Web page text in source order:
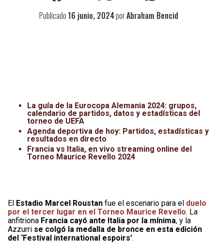
Publicado 16 junio, 2024porAbraham Bencid
La guía de la Eurocopa Alemania 2024: grupos,
calendario de partidos, datos y estadísticas del
torneo de UEFA
Agenda deportiva de hoy: Partidos, estadísticas y
resultados en directo
Francia vs Italia, en vivo streaming online del
Torneo Maurice Revello 2024
El Estadio Marcel Roustan fue el escenario para el duelo
por el tercer lugar en el Torneo Maurice Revello. La
anfitriona Francia cayó ante Italia por la mínima, y la
Azzurri se colgó la medalla de bronce en esta edición
del ‘Festival international espoirs’.